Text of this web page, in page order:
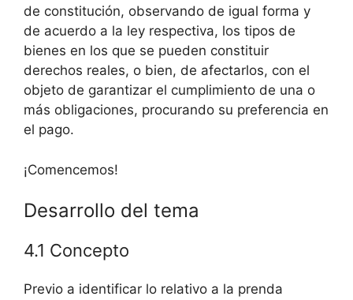
de constitución, observando de igual forma y
de acuerdo a la ley respectiva, los tipos de
bienes en los que se pueden constituir
derechos reales, o bien, de afectarlos, con el
objeto de garantizar el cumplimiento de una o
más obligaciones, procurando su preferencia en
el pago.
¡Comencemos!
Desarrollo del tema
4.1 Concepto
Previo a identificar lo relativo a la prenda